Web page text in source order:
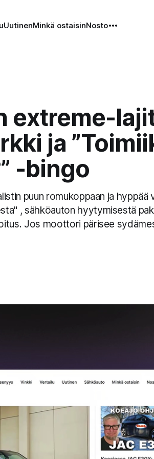
UutinenMinkä ostaisinNosto
extreme-
ja
-bingo
puun romukoppaan ja hyppää
, sähköauton hyytymisestä
Jos moottori pärisee